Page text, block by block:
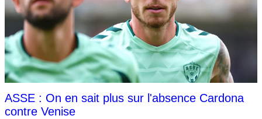
ASSE : On en sait plus sur l'absence Cardona
contre Venise